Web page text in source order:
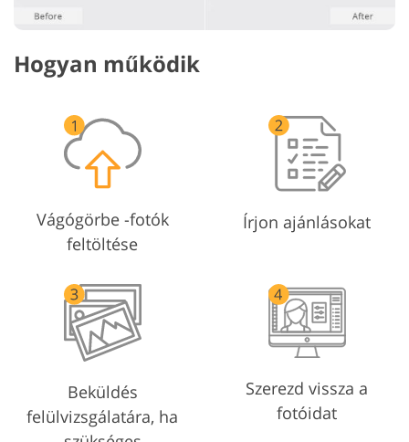
Hogyan működik
Vágógörbe -fotók
feltöltése
Írjon ajánlásokat
Beküldés
felülvizsgálatára, ha
Szerezd vissza a
fotóidat